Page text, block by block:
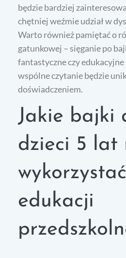
będzie bardziej
chętniej weźmie udział w
Warto również pamiętać o
gatunkowej – sięganie po
fantastyczne czy edukacyjne
wspólne czytanie będzie
doświadczeniem.
Jakie bajki
dzieci 5 lat
edukacji